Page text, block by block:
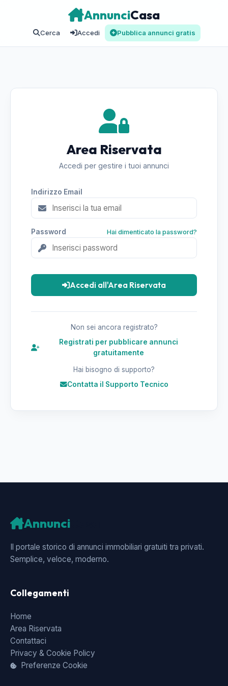
AnnunciCasa
Cerca Accedi Pubblica annunci gratis
Area Riservata
Accedi per gestire i tuoi annunci
Indirizzo Email
Password Hai dimenticato la password?
Accedi all'Area Riservata
Non sei ancora registrato?
Registrati per pubblicare annunci
gratuitamente
Hai bisogno di supporto?
Contatta il Supporto Tecnico
Annunci
Il portale storico di annunci immobiliari gratuiti tra privati.
Semplice, veloce, moderno.
Collegamenti
Home
Area Riservata
Contattaci
Privacy & Cookie Policy
Preferenze Cookie